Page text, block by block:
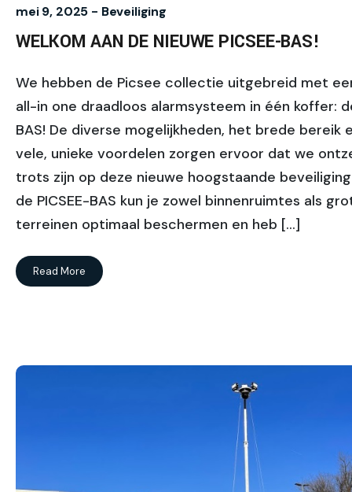
mei 9, 2025 - Beveiliging
WELKOM AAN DE NIEUWE PICSEE-BAS!
We hebben de Picsee collectie uitgebreid met
all-in one draadloos alarmsysteem in één koffer:
BAS! De diverse mogelijkheden, het brede bereik
vele, unieke voordelen zorgen ervoor dat we
trots zijn op deze nieuwe hoogstaande
de PICSEE-BAS kun je zowel binnenruimtes als
terreinen optimaal beschermen en heb […]
Read More